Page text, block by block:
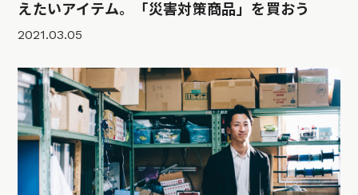
えたいアイテム。「災害対策商品」を買おう
2021.03.05